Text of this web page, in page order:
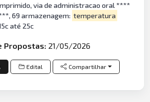
via de administracao oral ****
69 armazenagem: temperatura
até 25c
Propostas: 21/05/2026
Edital Compartilhar